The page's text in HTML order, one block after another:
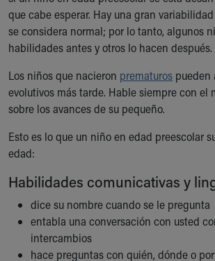
Ronald McDonald House Care Mobile
Health Centers
Symptom Checker
Financial Services
Price Estimates
Family Supports
Sports Health Services Provider for Akron
Find a Pediatrics Location
MyChart
Make an Appointment
Breastfeeding Medicine
Child Passenger Safety
Safe Sleep for Babies
que cabe esperar. Hay una gran
se considera normal; por lo tanto, algunos
habilidades antes y otros lo hacen después.
Los niños que nacieron prematuros pueden
evolutivos más tarde. Hable siempre con el
sobre los avances de su pequeño.
Esto es lo que un niño en edad preescolar
edad:
Habilidades comunicativas y
dice su nombre cuando se le pregunta
entabla una conversación con usted
intercambios
hace preguntas con quién, dónde o